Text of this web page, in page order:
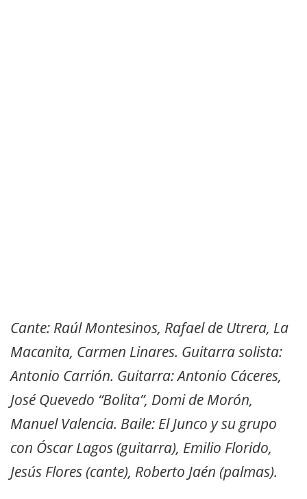
Cante: Raúl Montesinos, Rafael de Utrera, La
Macanita, Carmen Linares. Guitarra solista:
Antonio Carrión. Guitarra: Antonio Cáceres,
José Quevedo “Bolita”, Domi de Morón,
Manuel Valencia. Baile: El Junco y su grupo
con Óscar Lagos (guitarra), Emilio Florido,
Jesús Flores (cante), Roberto Jaén (palmas).